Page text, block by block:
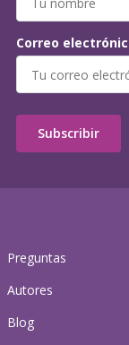
Preguntas
Autores
Blog
Correo
Subscribir